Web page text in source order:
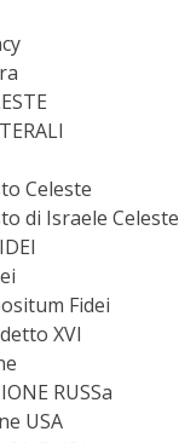
Celeste
di Israele Celeste
Fidei
XVI
RUSSa
USA